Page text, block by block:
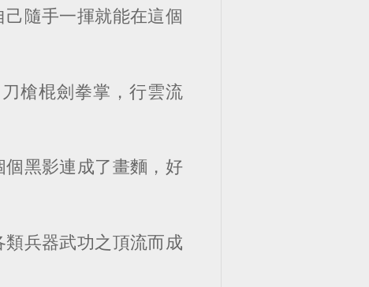
隨手一揮就能在這個
槍棍劍拳掌，行雲流
黑影連成了畫麵，好
兵器武功之頂流而成